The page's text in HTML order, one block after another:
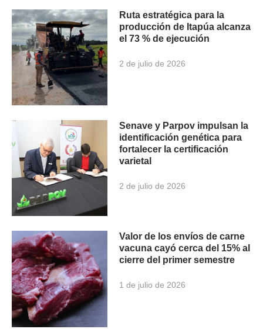
Ruta estratégica para la
producción de Itapúa alcanza
el 73 % de ejecución
2 de julio de 2026
Senave y Parpov impulsan la
identificación genética para
fortalecer la certificación
varietal
2 de julio de 2026
Valor de los envíos de carne
vacuna cayó cerca del 15% al
cierre del primer semestre
1 de julio de 2026